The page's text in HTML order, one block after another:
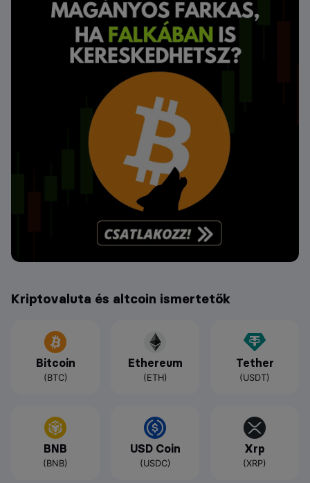
Kriptovaluta és altcoin ismertetők
Bitcoin
(BTC)
Ethereum
(ETH)
Tether
(USDT)
BNB
(BNB)
USD Coin
(USDC)
Xrp
(XRP)